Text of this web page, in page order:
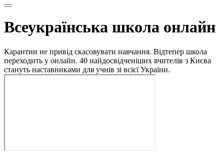
Всеукраїнська школа онлайн
Карантин не привід скасовувати навчання. Відтепер школа
переходить у онлайн. 40 найдосвідченіших вчителів з Києва
стануть наставниками для учнів зі всієї України.